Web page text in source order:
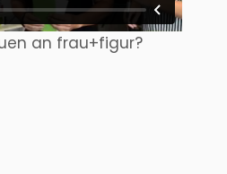
an frau+figur?